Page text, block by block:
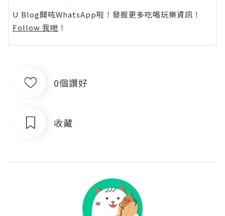
U Blog開咗WhatsApp啦！發掘更多吃喝玩樂資訊！
Follow 我哋 ！
0個讚好
收藏